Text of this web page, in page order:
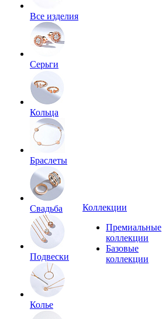
Все изделия
Серьги
Кольца
Браслеты
Свадьба
Подвески
Колье
Коллекции
Премиальные
коллекции
Базовые
коллекции